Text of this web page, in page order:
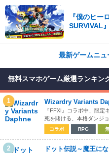
『僕のヒー
SURVIVAL
最新ゲームニ
無料スマホゲーム厳選ランキン
1 Wizardry Variants
『FFXI』コラボ中、限定
死を賭ける、本格ダンジョ
コラボ RPG
2 ドット伝説～魔王に